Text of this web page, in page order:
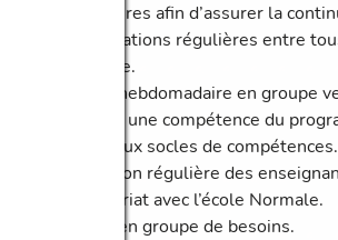
supérieures afin d’assurer la
Concertations régulières entre
de l’école.
Travail hebdomadaire en groupe
ciblé sur une compétence du
adapté aux socles de compétences.
Formation régulière des
Partenariat avec l’école Normale.
Travail en groupe de besoins.